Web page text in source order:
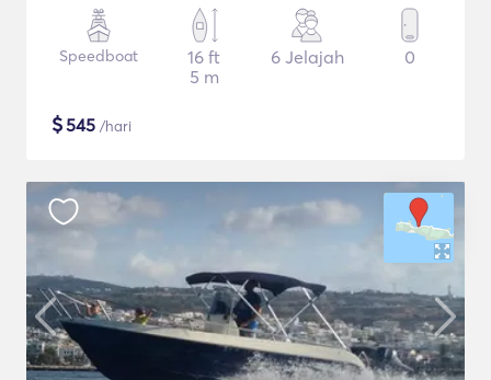
Speedboat
16 ft
5 m
6 Jelajah 0
$545 /hari